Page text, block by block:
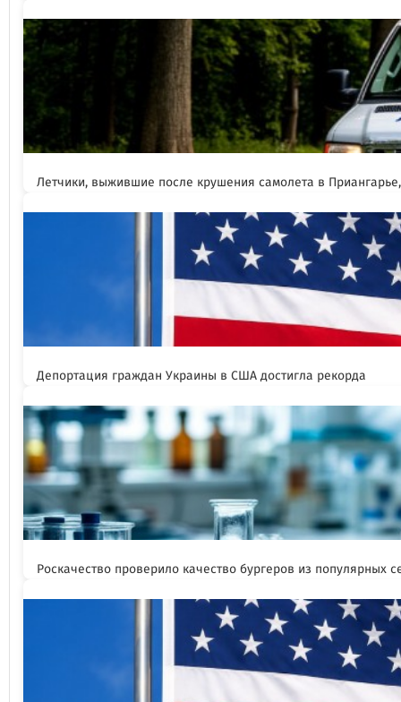
Летчики, выжившие после крушения самолета в
Депортация граждан Украины в США достигла рекорда
Роскачество проверило качество бургеров из популярных